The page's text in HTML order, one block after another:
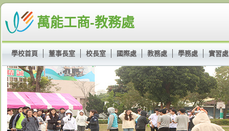
萬能工商-教務處
學校首頁 董事長室 校長室 國際處 教務處 學務處 實習處